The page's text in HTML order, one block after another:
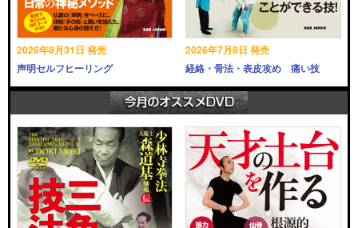
2026年8月31日 発売
声明セルフヒーリング
2026年7月8日 発売
経絡・骨法・表皮攻め 痛い技